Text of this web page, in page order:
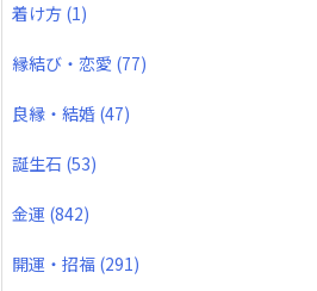
着け方 (1)
縁結び・恋愛 (77)
良縁・結婚 (47)
誕生石 (53)
金運 (842)
開運・招福 (291)